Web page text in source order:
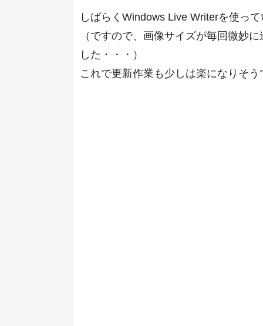
しばらくWindows Live Writerを使っ
（ですので、画像サイズが毎回微妙
した・・・）
これで更新作業も少しは楽になりそう